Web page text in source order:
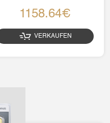
1158.64€
VERKAUFEN